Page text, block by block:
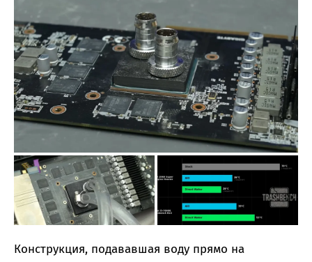
Конструкция, подававшая воду прямо на